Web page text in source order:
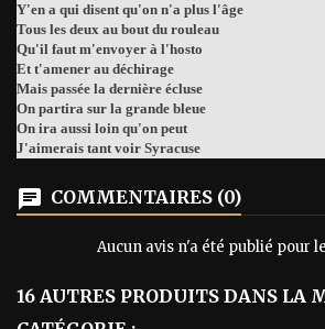
Y'en a qui disent qu'on n'a plus l'âge
Tous les deux au bout du rouleau
Qu'il faut m'envoyer à l'hosto
Et t'amener au déchirage
Mais passée la dernière écluse
On partira sur la grande bleue
On ira aussi loin qu'on peut
J'aimerais tant voir Syracuse
COMMENTAIRES (0)
Aucun avis n'a été publié pour
16 AUTRES PRODUITS DANS LA